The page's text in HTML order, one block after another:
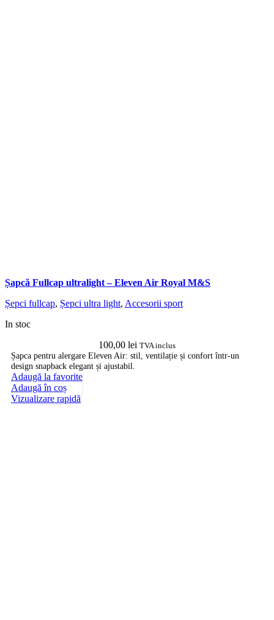
Șapcă Fullcap ultralight – Eleven Air Royal M&S
Șepci fullcap, Șepci ultra light, Accesorii sport
In stoc
100,00 lei TVA inclus
Șapca pentru alergare Eleven Air: stil, ventilație și confort într-un
design snapback elegant și ajustabil.
Adaugă la favorite
Adaugă în coș
Vizualizare rapidă